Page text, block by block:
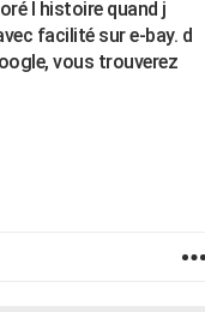
l histoire quand j
facilité sur e-bay. d
vous trouverez